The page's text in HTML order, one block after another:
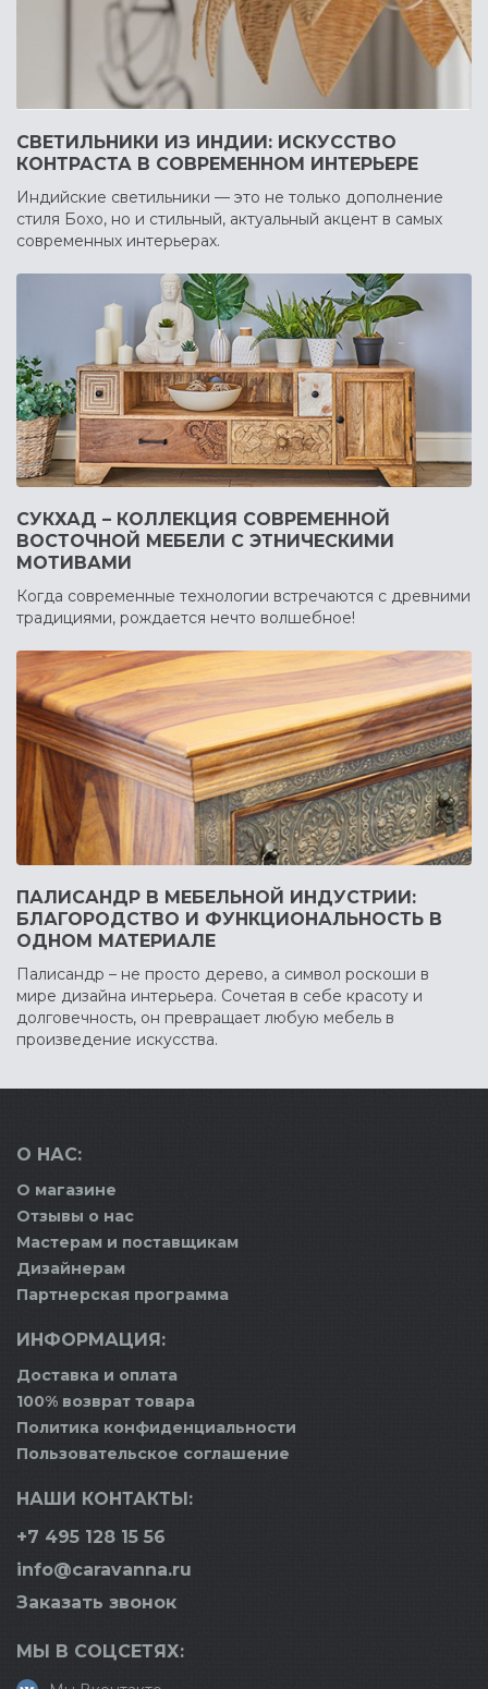
СВЕТИЛЬНИКИ ИЗ ИНДИИ: ИСКУССТВО
КОНТРАСТА В СОВРЕМЕННОМ ИНТЕРЬЕРЕ
Индийские светильники — это не только дополнение
стиля Бохо, но и стильный, актуальный акцент в самых
современных интерьерах.
СУКХАД – КОЛЛЕКЦИЯ СОВРЕМЕННОЙ
ВОСТОЧНОЙ МЕБЕЛИ С ЭТНИЧЕСКИМИ
МОТИВАМИ
Когда современные технологии встречаются с древними
традициями, рождается нечто волшебное!
ПАЛИСАНДР В МЕБЕЛЬНОЙ ИНДУСТРИИ:
БЛАГОРОДСТВО И ФУНКЦИОНАЛЬНОСТЬ В
ОДНОМ МАТЕРИАЛЕ
Палисандр – не просто дерево, а символ роскоши в
мире дизайна интерьера. Сочетая в себе красоту и
долговечность, он превращает любую мебель в
произведение искусства.
О НАС:
О магазине
Отзывы о нас
Мастерам и поставщикам
Дизайнерам
Партнерская программа
ИНФОРМАЦИЯ:
Доставка и оплата
100% возврат товара
Политика конфиденциальности
Пользовательское соглашение
НАШИ КОНТАКТЫ:
+7 495 128 15 56
info@caravanna.ru
Заказать звонок
МЫ В СОЦСЕТЯХ: